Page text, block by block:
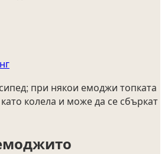
при някои емоджи топката
колела и може да се сбъркат